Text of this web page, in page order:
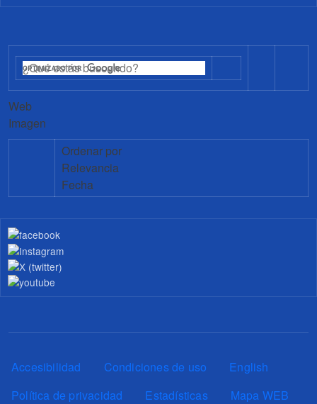
Web
Imagen
Ordenar por
Relevancia
Fecha
Pie de página
Accesibilidad Condiciones de uso
English
Política de privacidad
Estadísticas Mapa WEB